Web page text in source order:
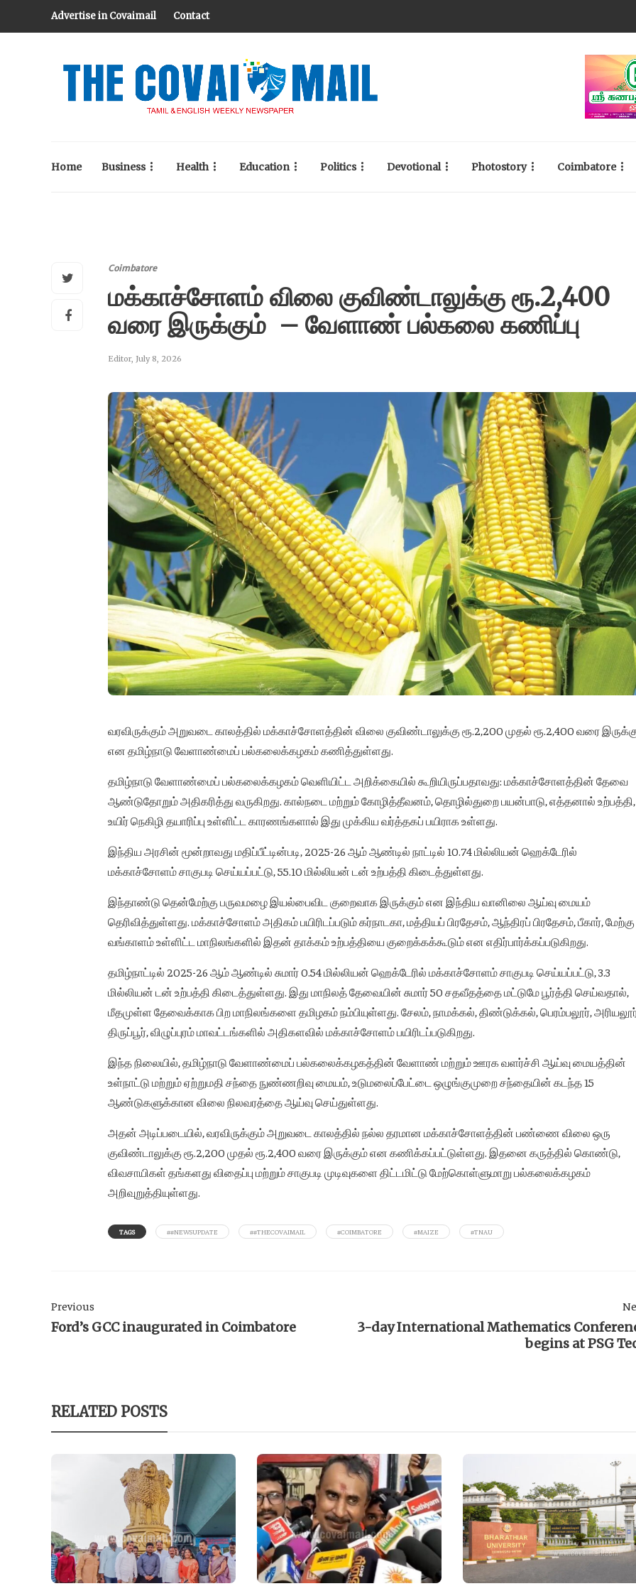
Advertise in Covaimail Contact
Home Business Health Education Politics Devotional Photostory Coimbatore
Coimbatore
மக்காச்சோளம் விலை குவிண்டாலுக்கு ரூ.2,400
வரை இருக்கும் – வேளாண் பல்கலை கணிப்பு
Editor, July 8, 2026
வரவிருக்கும் அறுவடை காலத்தில் மக்காச்சோளத்தின் விலை குவிண்டாலுக்கு ரூ.2,200 முதல் ரூ.2,400 வரை
என தமிழ்நாடு வேளாண்மைப் பல்கலைக்கழகம் கணித்துள்ளது.
தமிழ்நாடு வேளாண்மைப் பல்கலைக்கழகம் வெளியிட்ட அறிக்கையில் கூறியிருப்பதாவது: மக்காச்சோளத்தின் தேவை
ஆண்டுதோறும் அதிகரித்து வருகிறது. கால்நடை மற்றும் கோழித்தீவனம், தொழில்துறை பயன்பாடு, எத்தனால் உற்பத்தி,
உயிர் நெகிழி தயாரிப்பு உள்ளிட்ட காரணங்களால் இது முக்கிய வர்த்தகப் பயிராக உள்ளது.
இந்திய அரசின் மூன்றாவது மதிப்பீட்டின்படி, 2025-26 ஆம் ஆண்டில் நாட்டில் 10.74 மில்லியன் ஹெக்டேரில்
மக்காச்சோளம் சாகுபடி செய்யப்பட்டு, 55.10 மில்லியன் டன் உற்பத்தி கிடைத்துள்ளது.
இந்தாண்டு தென்மேற்கு பருவமழை இயல்பைவிட குறைவாக இருக்கும் என இந்திய வானிலை ஆய்வு மையம்
தெரிவித்துள்ளது. மக்காச்சோளம் அதிகம் பயிரிடப்படும் கர்நாடகா, மத்தியப் பிரதேசம், ஆந்திரப் பிரதேசம், பீகார், மேற்கு
வங்காளம் உள்ளிட்ட மாநிலங்களில் இதன் தாக்கம் உற்பத்தியை குறைக்கக்கூடும் என எதிர்பார்க்கப்படுகிறது.
தமிழ்நாட்டில் 2025-26 ஆம் ஆண்டில் சுமார் 0.54 மில்லியன் ஹெக்டேரில் மக்காச்சோளம் சாகுபடி செய்யப்பட்டு, 3.3
மில்லியன் டன் உற்பத்தி கிடைத்துள்ளது. இது மாநிலத் தேவையின் சுமார் 50 சதவீதத்தை மட்டுமே பூர்த்தி செய்வதால்,
மீதமுள்ள தேவைக்காக பிற மாநிலங்களை தமிழகம் நம்பியுள்ளது. சேலம், நாமக்கல், திண்டுக்கல், பெரம்பலூர்,
திருப்பூர், விழுப்புரம் மாவட்டங்களில் அதிகளவில் மக்காச்சோளம் பயிரிடப்படுகிறது.
இந்த நிலையில், தமிழ்நாடு வேளாண்மைப் பல்கலைக்கழகத்தின் வேளாண் மற்றும் ஊரக வளர்ச்சி ஆய்வு மையத்தின்
உள்நாட்டு மற்றும் ஏற்றுமதி சந்தை நுண்ணறிவு மையம், உடுமலைப்பேட்டை ஒழுங்குமுறை சந்தையின் கடந்த 15
ஆண்டுகளுக்கான விலை நிலவரத்தை ஆய்வு செய்துள்ளது.
அதன் அடிப்படையில், வரவிருக்கும் அறுவடை காலத்தில் நல்ல தரமான மக்காச்சோளத்தின் பண்ணை விலை ஒரு
குவிண்டாலுக்கு ரூ.2,200 முதல் ரூ.2,400 வரை இருக்கும் என கணிக்கப்பட்டுள்ளது. இதனை கருத்தில் கொண்டு,
விவசாயிகள் தங்களது விதைப்பு மற்றும் சாகுபடி முடிவுகளை திட்டமிட்டு மேற்கொள்ளுமாறு பல்கலைக்கழகம்
அறிவுறுத்தியுள்ளது.
TAGS ##NEWSUPDATE ##THECOVAIMAIL #COIMBATORE #MAIZE #TNAU
Previous
Ford’s GCC inaugurated in Coimbatore
3-day International Mathematics
begins at PSG
RELATED POSTS